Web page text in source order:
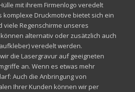
mit ihrem Firmenlogo veredelt
komplexe Druckmotive bietet sich ein
viele Regenschirme unseres
können alternativ oder zusätzlich auch
veredelt werden.
die Lasergravur auf geeigneten
an. Wenn es etwas mehr
Auch die Anbringung von
Ihrer Kunden können wir per